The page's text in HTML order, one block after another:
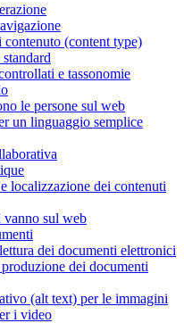
(content type)
e tassonomie
le persone sul web
un linguaggio semplice
localizzazione dei contenuti
vanno sul web
dei documenti elettronici
dei documenti
(alt text) per le immagini
i video